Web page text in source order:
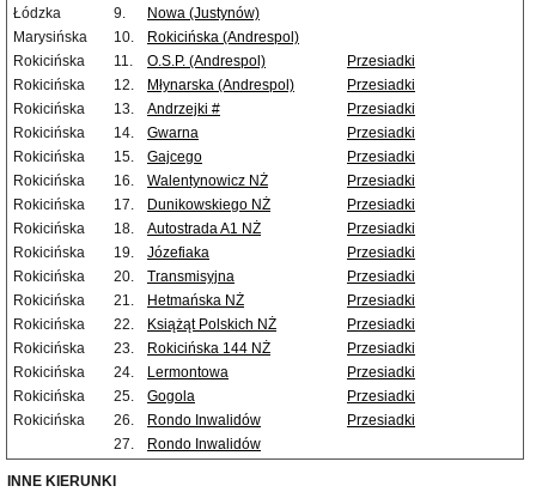
Łódzka
9.
Nowa (Justynów)
Marysińska
10.
Rokicińska (Andrespol)
Rokicińska
11. O.S.P. (Andrespol)
Przesiadki
Rokicińska
12. Młynarska (Andrespol)
Przesiadki
Rokicińska
13. Andrzejki #
Przesiadki
Rokicińska
14. Gwarna
Przesiadki
Rokicińska
15. Gajcego
Przesiadki
Rokicińska
16. Walentynowicz NŻ
Przesiadki
Rokicińska
17. Dunikowskiego NŻ
Przesiadki
Rokicińska
18. Autostrada A1 NŻ
Przesiadki
Rokicińska
19. Józefiaka
Przesiadki
Rokicińska
20. Transmisyjna
Przesiadki
Rokicińska
21. Hetmańska NŻ
Przesiadki
Rokicińska
22. Książąt Polskich NŻ
Przesiadki
Rokicińska
23. Rokicińska 144 NŻ
Przesiadki
Rokicińska
24. Lermontowa
Przesiadki
Rokicińska
25. Gogola
Przesiadki
Rokicińska
26. Rondo Inwalidów
Przesiadki
27.
Rondo Inwalidów
INNE KIERUNKI